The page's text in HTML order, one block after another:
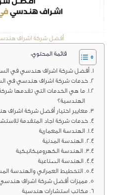
أفضل شركة اشراف
قائمة المحتوي:
أفضل شركة اشراف هندسي في
خدمات شركة اشراف هندسي في
ما هي الخدمات التي تقدمها شركة
الهندسية؟
معايير اختيار أفضل شركة اشراف
خدمات شركة اجاد المتقدمة
الهندسة المعمارية
الهندسة المدنية
الهندسة الكهروميكانيكية
الهندسة الصناعية
التخطيط العمراني والهندسة
مميزات أفضل شركة اشراف
مكاتب استشارات هندسية